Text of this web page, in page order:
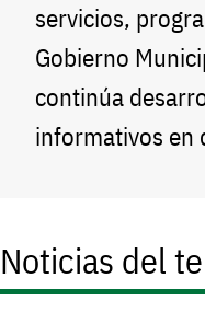
servicios,
Gobierno
continúa
informativos en
Noticias del